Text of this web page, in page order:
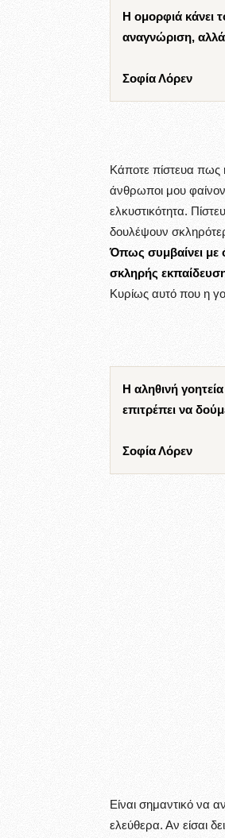
Η ομορφιά κάνει
αναγνώριση, αλλά
Σοφία Λόρεν
Κάποτε πίστευα πως
άνθρωποι μου
ελκυστικότητα.
δουλέψουν
Όπως συμβαίνει με
σκληρής
Κυρίως αυτό που η
Η αληθινή
επιτρέπει να
Σοφία Λόρεν
Είναι σημαντικό να
ελεύθερα. Αν είσαι